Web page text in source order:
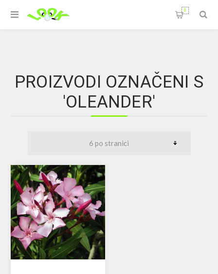
0
PROIZVODI OZNAČENI S
'OLEANDER'